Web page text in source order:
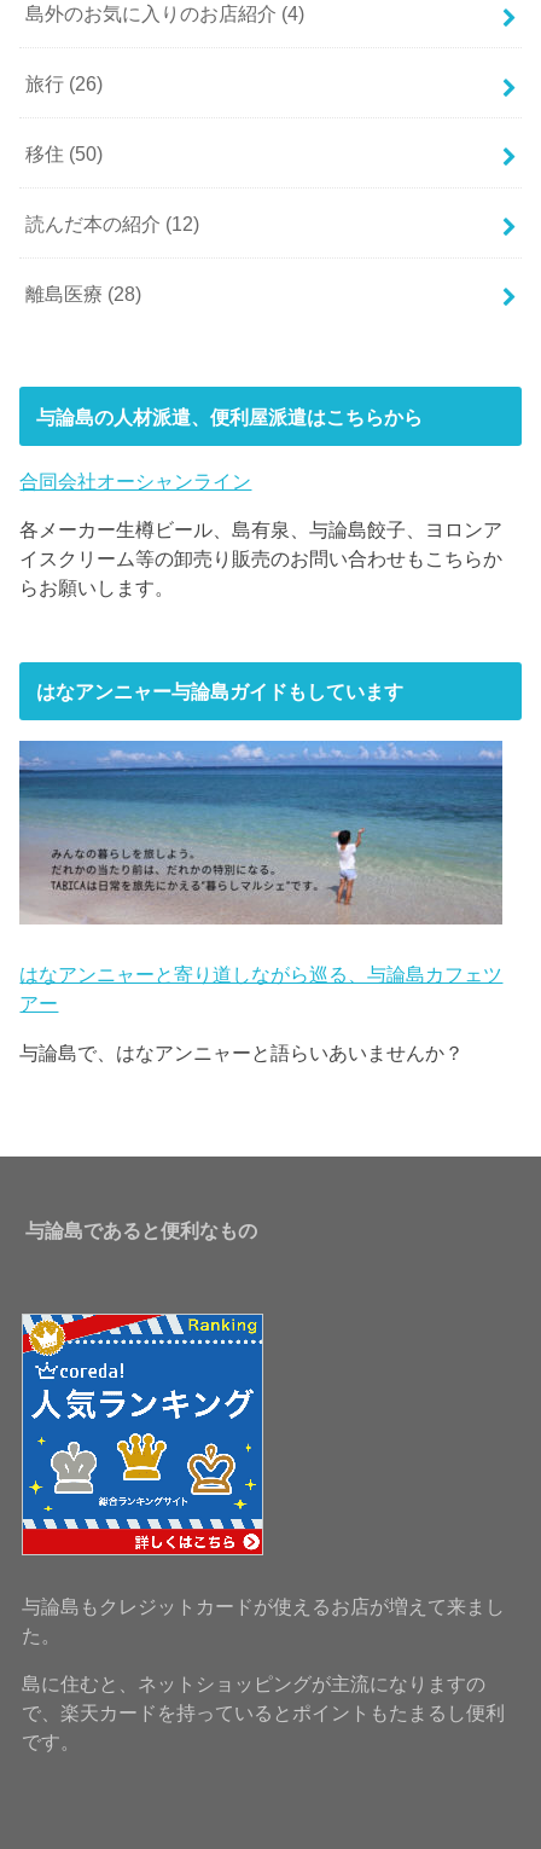
島外のお気に入りのお店紹介 (4)
旅行 (26)
移住 (50)
読んだ本の紹介 (12)
離島医療 (28)
与論島の人材派遣、便利屋派遣はこちらから
合同会社オーシャンライン
各メーカー生樽ビール、島有泉、与論島餃子、ヨロンア
イスクリーム等の卸売り販売のお問い合わせもこちらか
らお願いします。
はなアンニャー与論島ガイドもしています
はなアンニャーと寄り道しながら巡る、与論島カフェツ
アー
与論島で、はなアンニャーと語らいあいませんか？
与論島であると便利なもの
与論島もクレジットカードが使えるお店が増えて来まし
た。
島に住むと、ネットショッピングが主流になりますの
で、楽天カードを持っているとポイントもたまるし便利
です。